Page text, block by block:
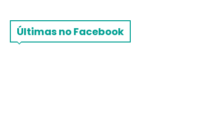
Últimas no Facebook